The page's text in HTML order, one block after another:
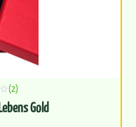
(2)
Gold